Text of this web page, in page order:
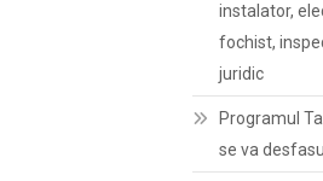
instalator,
fochist,
juridic
Programul
se va